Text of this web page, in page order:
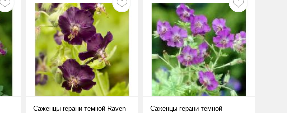
Саженцы герани темной Raven
Саженцы герани темной